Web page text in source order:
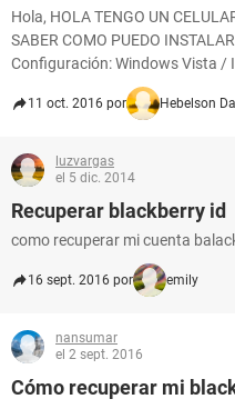
Hola, HOLA TENGO UN
SABER COMO PUEDO
Configuración: Windows Vista /
11 oct. 2016 por Hebelson
luzvargas
el 5 dic. 2014
Recuperar blackberry id
como recuperar mi cuenta
16 sept. 2016 por emily
nansumar
el 2 sept. 2016
Cómo recuperar mi